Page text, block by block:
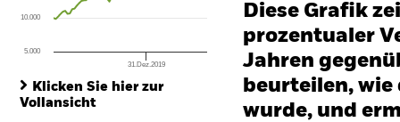
31.Dez.2019
5.000
10.000
Klicken Sie hier zur
Vollansicht
Diese Grafik
prozentualer
Jahren
beurteilen,
wurde, und